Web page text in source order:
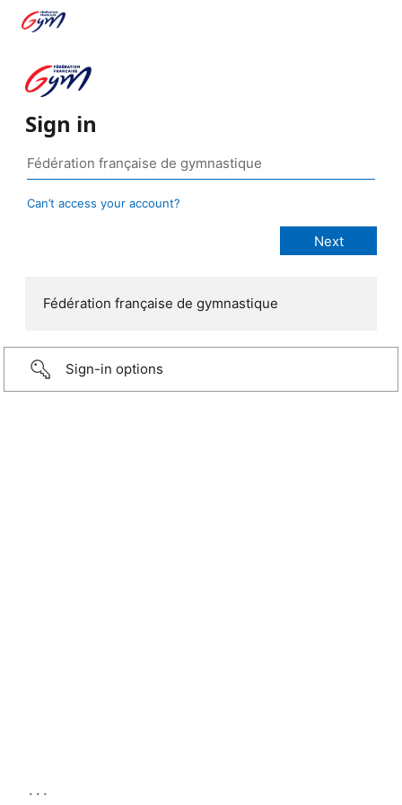
Sign in
Can’t access your account?
Fédération française de gymnastique
Sign-in options
...